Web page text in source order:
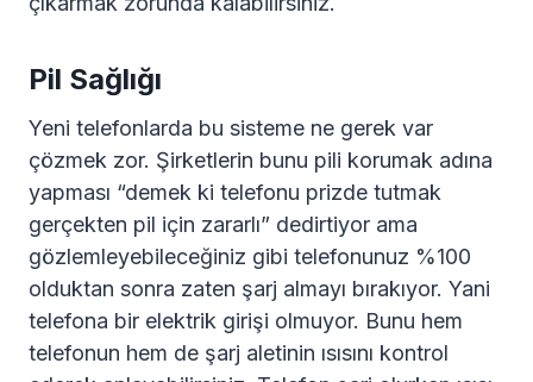
Pil Sağlığı
Yeni telefonlarda bu sisteme ne gerek var
çözmek zor. Şirketlerin bunu pili korumak adına
yapması “demek ki telefonu prizde tutmak
gerçekten pil için zararlı” dedirtiyor ama
gözlemleyebileceğiniz gibi telefonunuz %100
olduktan sonra zaten şarj almayı bırakıyor. Yani
telefona bir elektrik girişi olmuyor. Bunu hem
telefonun hem de şarj aletinin ısısını kontrol